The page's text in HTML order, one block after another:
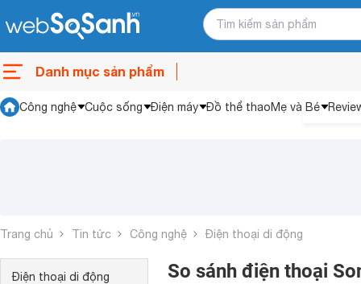
Danh mục sản phẩm
Công nghệ Cuộc sống Điện máy Đồ thể thaoMẹ và Bé
Trang chủ Tin tức Công nghệ Điện thoại di động
Điện thoại di động
So sánh điện thoại